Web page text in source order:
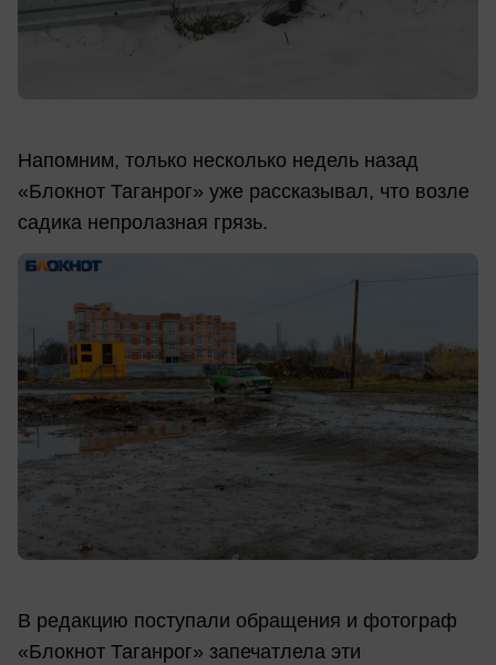
Напомним, только несколько недель назад
«Блокнот Таганрог» уже рассказывал, что возле
садика непролазная грязь.
В редакцию поступали обращения и фотограф
«Блокнот Таганрог» запечатлела эти